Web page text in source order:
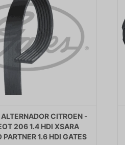
CITROEN -
206 1.4 HDI XSARA
PARTNER 1.6 HDI GATES